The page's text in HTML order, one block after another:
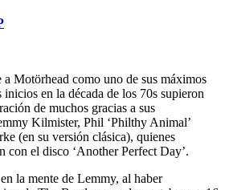
Motörhead como uno de sus máximos
inicios en la década de los 70s supieron
de muchos gracias a sus
Kilmister, Phil ‘Philthy Animal’
(en su versión clásica), quienes
con el disco ‘Another Perfect Day’.
la mente de Lemmy, al haber